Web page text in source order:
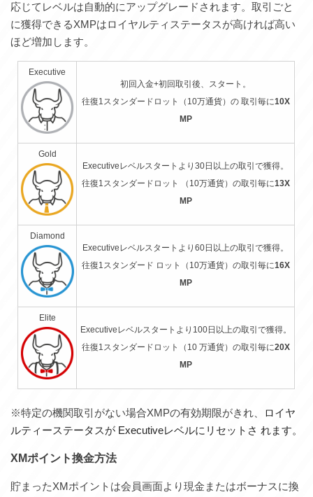
応じてレベルは自動的にアップグレードされます。取引ごと
に獲得できるXMPはロイヤルティステータスが高ければ高い
ほど増加します。
Executive
初回入金+初回取引後、スタート。
往復1スタンダードロット（10万通貨）の 取引毎に10X
MP
Gold
Executiveレベルスタートより30日以上の取引で獲得。
往復1スタンダードロット （10万通貨）の取引毎に13X
MP
Diamond
Executiveレベルスタートより60日以上の取引で獲得。
往復1スタンダード ロット（10万通貨）の取引毎に16X
MP
Elite
Executiveレベルスタートより100日以上の取引で獲得。
往復1スタンダードロット（10 万通貨）の取引毎に20X
MP
※特定の機関取引がない場合XMPの有効期限がきれ、
ロイヤ
ルティーステータスが Executiveレベルにリセットさ れます。
XMポイント換金方法
貯まったXMポイントは会員画面より現金またはボーナスに換